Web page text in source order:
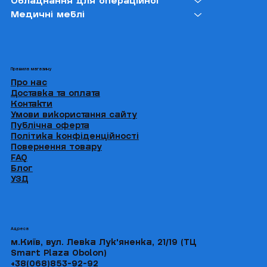
Медичні меблі
Правила магазину
Про нас
Доставка та оплата
Контакти
Умови використання сайту
Публічна оферта
Політика конфіденційності
Повернення товару
FAQ
Блог
УЗД
Адреса
м.Київ, вул. Левка Лук'яненка, 21/19 (ТЦ
Smart Plaza Obolon)
+38(068)853-92-92